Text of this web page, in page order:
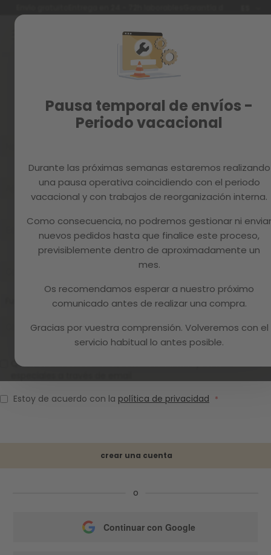
Pausa temporal de envíos -
Periodo vacacional
Durante las próximas semanas estaremos realizando
una pausa operativa coincidiendo con el periodo
vacacional y con trabajos de reorganización interna.
Como consecuencia, no podremos gestionar ni enviar
nuevos pedidos hasta que finalice este proceso,
previsiblemente dentro de aproximadamente un
mes.
Os recomendamos esperar a nuestro próximo
comunicado antes de realizar una compra.
Gracias por vuestra comprensión. Volveremos con el
servicio habitual lo antes posible.
Crea tu cuenta y todo será más fácil
Fuerza de la contraseña:Sin contraseña
Quiero recibir novedades, comunicaciones y ofertas
Estoy de acuerdo con la política de privacidad
crear una cuenta
o
Continuar con Google